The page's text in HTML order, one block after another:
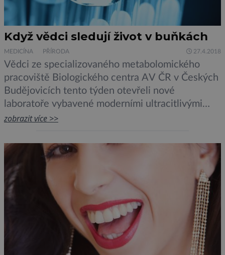
Když vědci sledují život v buňkách
MEDICÍNA PŘÍRODA 27.4.2018
Vědci ze specializovaného metabolomického
pracoviště Biologického centra AV ČR v Českých
Budějovicích tento týden otevřeli nové
laboratoře vybavené moderními ultracitlivými
přístroji. Vzhledem k tomu, že metabolismus je
těchto laboratoří poslouží v mnoha biologických a
ekologických odvětvích, včetně medicíny. Tzv.
hmotnostní spektrometry na měření a analýzu
metabolitů dokážou změřit femtogramová (10-15
[…]
zobrazit více >>